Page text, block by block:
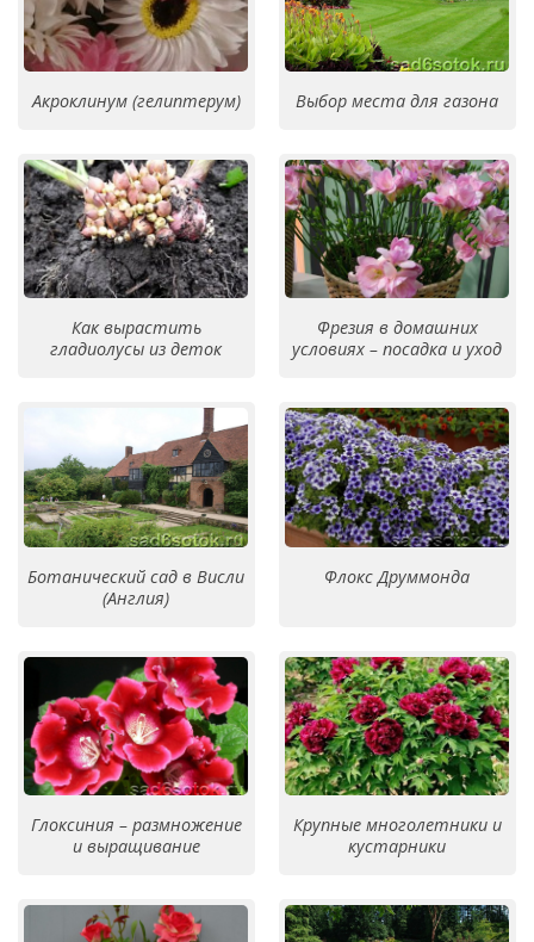
Акроклинум (гелиптерум) Выбор места для газона
Как вырастить
гладиолусы из деток
Фрезия в домашних
условиях – посадка и уход
Ботанический сад в Висли
(Англия)
Флокс Друммонда
Глоксиния – размножение
и выращивание
Крупные многолетники и
кустарники